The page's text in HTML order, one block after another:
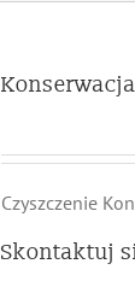
Czyszczenie
Skontaktuj